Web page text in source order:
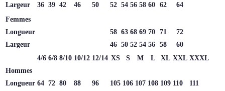
Largeur
36 39 42 46 50 52 54 56 58 60 62
64
Femmes
Longueur
58 63 68 69 70 71
72
Largeur
46 50 52 54 56 58
60
4/6 6/8 8/10 10/12 12/14 XS S M L XL XXL XXXL
Hommes
Longueur 64 72 80 88 96 105 106 107 108 109 110
111